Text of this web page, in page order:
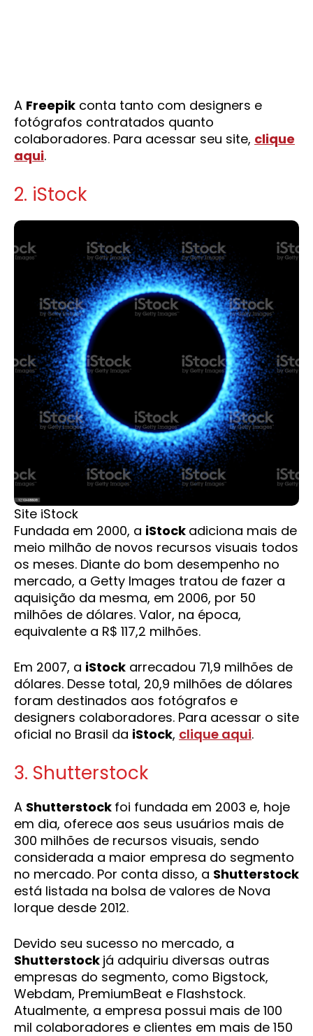
A Freepik conta tanto com designers e
fotógrafos contratados quanto
colaboradores. Para acessar seu site, clique
aqui.
2. iStock
Site iStock
Fundada em 2000, a iStock adiciona mais de
meio milhão de novos recursos visuais todos
os meses. Diante do bom desempenho no
mercado, a Getty Images tratou de fazer a
aquisição da mesma, em 2006, por 50
milhões de dólares. Valor, na época,
equivalente a R$ 117,2 milhões.
Em 2007, a iStock arrecadou 71,9 milhões de
dólares. Desse total, 20,9 milhões de dólares
foram destinados aos fotógrafos e
designers colaboradores. Para acessar o site
oficial no Brasil da iStock, clique aqui.
3. Shutterstock
A Shutterstock foi fundada em 2003 e, hoje
em dia, oferece aos seus usuários mais de
300 milhões de recursos visuais, sendo
considerada a maior empresa do segmento
no mercado. Por conta disso, a Shutterstock
está listada na bolsa de valores de Nova
Iorque desde 2012.
Devido seu sucesso no mercado, a
Shutterstock já adquiriu diversas outras
empresas do segmento, como Bigstock,
Webdam, PremiumBeat e Flashstock.
Atualmente, a empresa possui mais de 100
mil colaboradores e clientes em mais de 150